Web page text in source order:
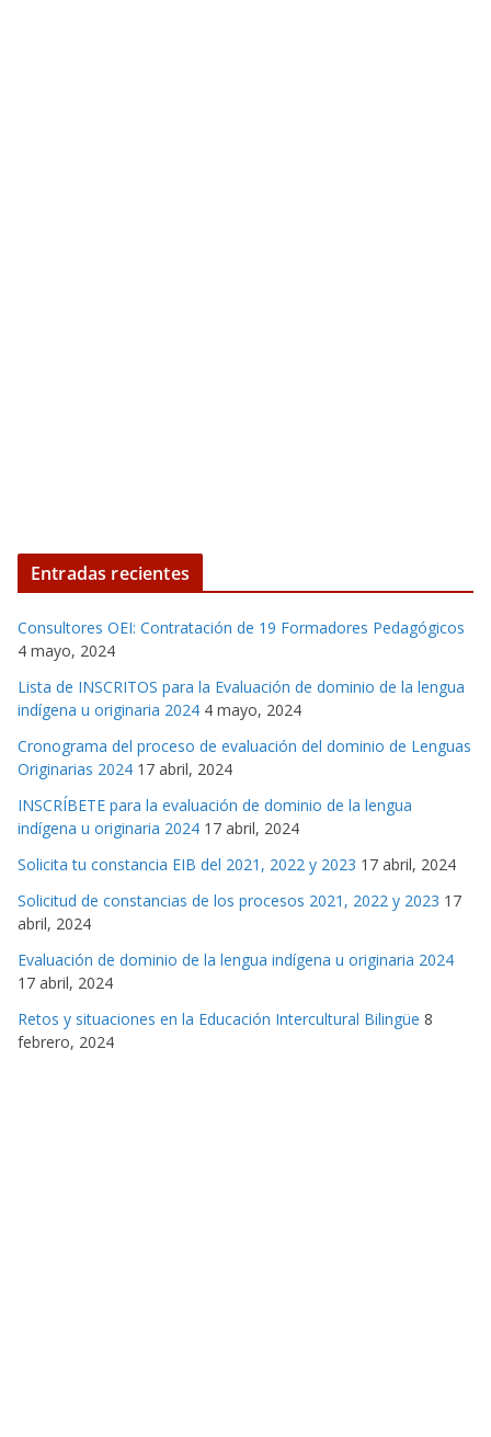
Entradas recientes
Consultores OEI: Contratación de 19 Formadores Pedagógicos
4 mayo, 2024
Lista de INSCRITOS para la Evaluación de dominio de la lengua
indígena u originaria 2024 4 mayo, 2024
Cronograma del proceso de evaluación del dominio de Lenguas
Originarias 2024 17 abril, 2024
INSCRÍBETE para la evaluación de dominio de la lengua
indígena u originaria 2024 17 abril, 2024
Solicita tu constancia EIB del 2021, 2022 y 2023 17 abril, 2024
Solicitud de constancias de los procesos 2021, 2022 y 2023 17
abril, 2024
Evaluación de dominio de la lengua indígena u originaria 2024
17 abril, 2024
Retos y situaciones en la Educación Intercultural Bilingüe 8
febrero, 2024